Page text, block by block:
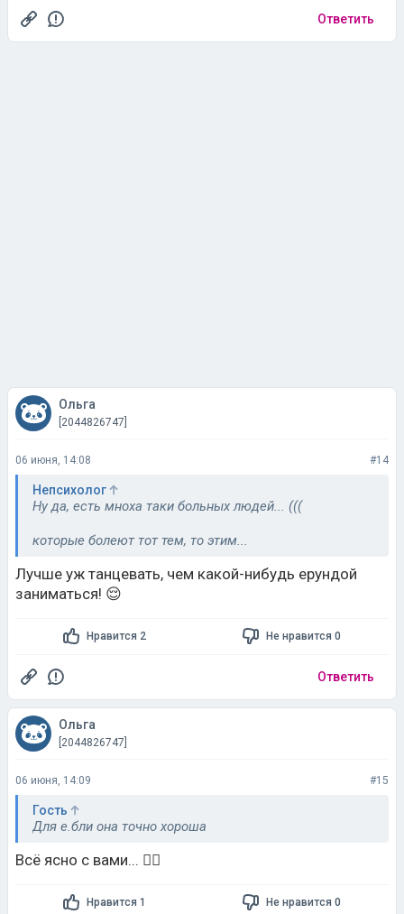
Ответить
Ольга
[2044826747]
06 июня, 14:08 #14
Непсихолог
Ну да, есть мноха таки больных людей... (((
которые болеют тот тем, то этим...
Лучше уж танцевать, чем какой-нибудь ерундой
заниматься! 😌
Нравится 2 Не нравится 0
Ответить
Ольга
[2044826747]
06 июня, 14:09 #15
Гость
Для е.бли она точно хороша
Всё ясно с вами... 🤦‍♀️
Нравится 1 Не нравится 0